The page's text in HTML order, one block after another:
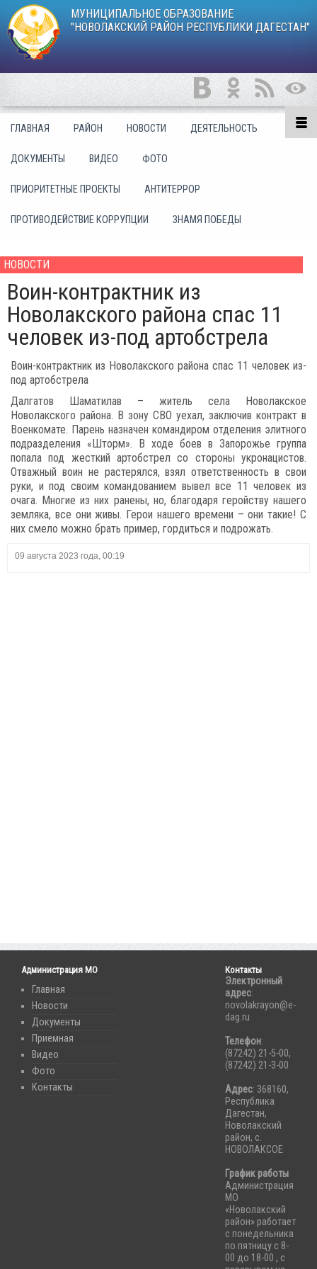
МУНИЦИПАЛЬНОЕ ОБРАЗОВАНИЕ
"НОВОЛАКСКИЙ РАЙОН РЕСПУБЛИКИ ДАГЕСТАН"
ГЛАВНАЯ РАЙОН НОВОСТИ ДЕЯТЕЛЬНОСТЬ
ДОКУМЕНТЫ ВИДЕО ФОТО
ПРИОРИТЕТНЫЕ ПРОЕКТЫ АНТИТЕРРОР
ПРОТИВОДЕЙСТВИЕ КОРРУПЦИИ ЗНАМЯ ПОБЕДЫ
НОВОСТИ
Воин-контрактник из
Новолакского района спас 11
человек из-под артобстрела
Воин-контрактник из Новолакского района спас 11 человек из-
под артобстрела
Далгатов Шаматилав – житель села Новолакское
Новолакского района. В зону СВО уехал, заключив контракт в
Военкомате. Парень назначен командиром отделения элитного
подразделения «Шторм». В ходе боев в Запорожье группа
попала под жесткий артобстрел со стороны укронацистов.
Отважный воин не растерялся, взял ответственность в свои
руки, и под своим командованием вывел все 11 человек из
очага. Многие из них ранены, но, благодаря геройству нашего
земляка, все они живы. Герои нашего времени – они такие! С
них смело можно брать пример, гордиться и подрожать.
09 августа 2023 года, 00:19
Администрация МО
Главная
Новости
Документы
Приемная
Видео
Фото
Контакты
Контакты
Электронный
адрес:
novolakrayon@e-
dag.ru
Телефон:
(87242) 21-5-00,
(87242) 21-3-00
Адрес: 368160,
Республика
Дагестан,
Новолакский
район, с.
НОВОЛАКСОЕ
График работы
Администрация
МО
«Новолакский
район» работает
с понедельника
по пятницу с 8-
00 до 18-00 , с